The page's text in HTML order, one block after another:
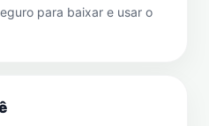
para baixar e usar o